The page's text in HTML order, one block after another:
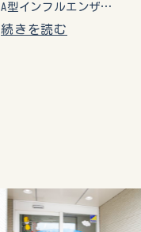
A型インフルエンザ…
続きを読む